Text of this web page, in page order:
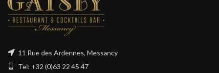
11 Rue des Ardennes, Messancy
Tel: +32 (0)63 22 45 47